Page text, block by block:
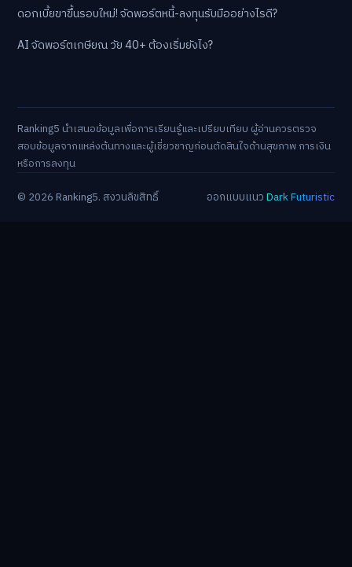
ดอกเบี้ยขาขึ้นรอบใหม่! จัดพอร์ตหนี้-ลงทุนรับมืออย่างไรดี?
AI จัดพอร์ตเกษียณ วัย 40+ ต้องเริ่มยังไง?
Ranking5 นำเสนอข้อมูลเพื่อการเรียนรู้และเปรียบเทียบ ผู้อ่านควรตรวจ
สอบข้อมูลจากแหล่งต้นทางและผู้เชี่ยวชาญก่อนตัดสินใจด้านสุขภาพ การเงิน
หรือการลงทุน
© 2026 Ranking5. สงวนลิขสิทธิ์
ออกแบบแนวDark Futuristic